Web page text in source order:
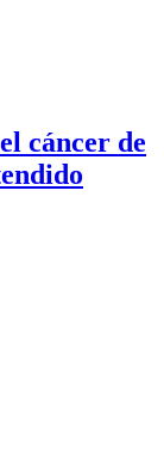
cáncer de